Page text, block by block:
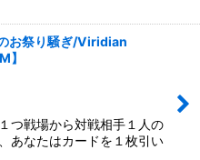
お祭り騒ぎ/Viridian
】
つ戦場から対戦相手１人の
あなたはカードを１枚引い